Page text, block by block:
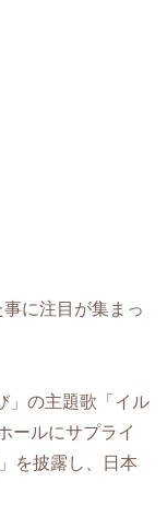
に注目が集まっ
」の主題歌「イル
ールにサプライ
を披露し、日本